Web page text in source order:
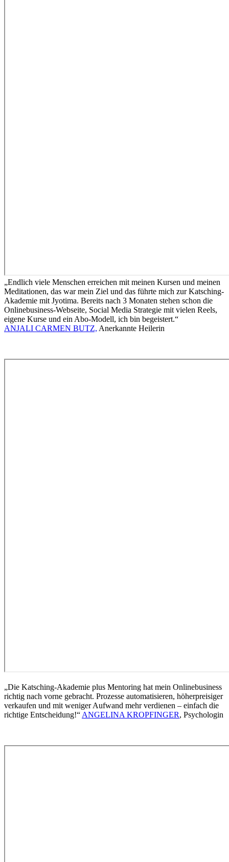
„Endlich viele Menschen erreichen mit meinen Kursen und meinen
Meditationen, das war mein Ziel und das führte mich zur Katsching-
Akademie mit Jyotima. Bereits nach 3 Monaten stehen schon die
Onlinebusiness-Webseite, Social Media Strategie mit vielen Reels,
eigene Kurse und ein Abo-Modell, ich bin begeistert.“
ANJALI CARMEN BUTZ, Anerkannte Heilerin
„Die Katsching-Akademie plus Mentoring hat mein Onlinebusiness
richtig nach vorne gebracht. Prozesse automatisieren, höherpreisiger
verkaufen und mit weniger Aufwand mehr verdienen – einfach die
richtige Entscheidung!“ ANGELINA KROPFINGER, Psychologin